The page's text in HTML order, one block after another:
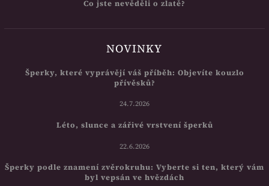
Co jste nevěděli o zlatě?
NOVINKY
Šperky, které vyprávějí váš příběh: Objevíte kouzlo
přívěsků?
24.7.2026
Léto, slunce a zářivé vrstvení šperků
22.6.2026
Šperky podle znamení zvěrokruhu: Vyberte si ten, který vám
byl vepsán ve hvězdách